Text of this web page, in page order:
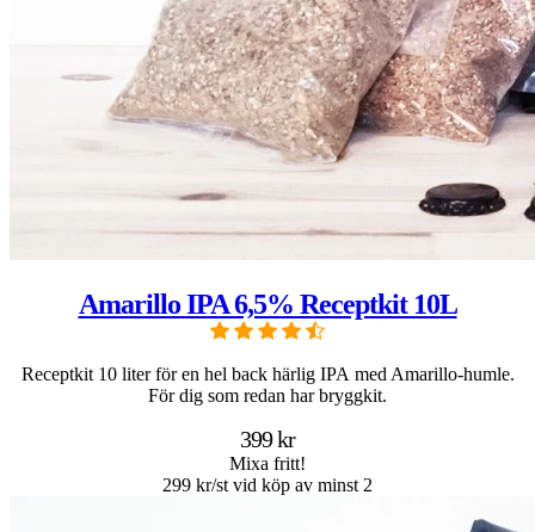
Amarillo IPA 6,5% Receptkit 10L
Receptkit 10 liter för en hel back härlig IPA med Amarillo-humle.
För dig som redan har bryggkit.
399 kr
Mixa fritt!
299 kr/st vid köp av minst 2